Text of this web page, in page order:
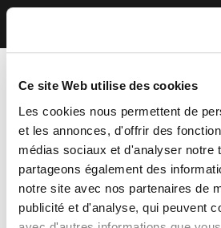
Ce site Web utilise des cookies
Les cookies nous permettent de
et les annonces, d'offrir des
médias sociaux et d'analyser notre
partageons également des
notre site avec nos partenaires de
publicité et d'analyse, qui peuvent